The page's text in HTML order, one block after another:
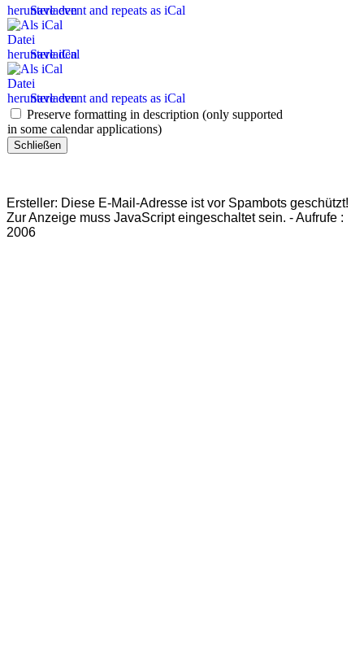
Save event and repeats as iCal
Save iCal
Save event and repeats as iCal
Preserve formatting in description (only supported
in some calendar applications)
Schließen
Ersteller: Diese E-Mail-Adresse ist vor Spambots geschützt!
Zur Anzeige muss JavaScript eingeschaltet sein. -Aufrufe :
2006